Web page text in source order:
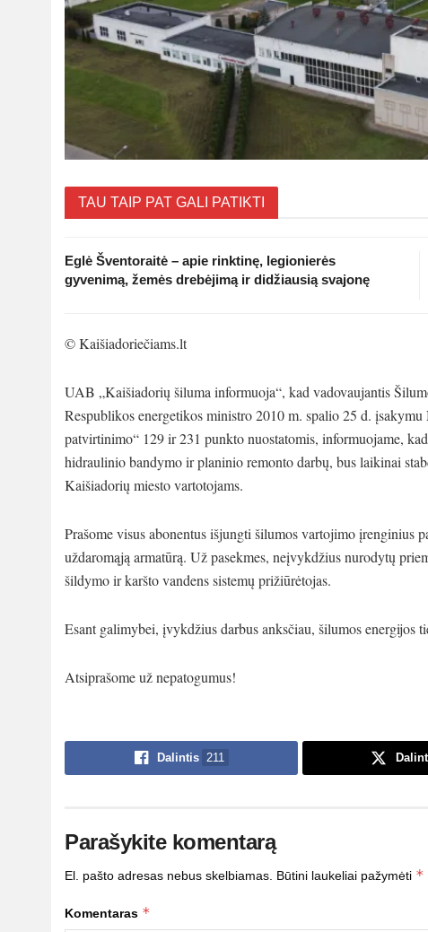
TAU TAIP PAT GALI PATIKTI
Eglė Šventoraitė – apie rinktinę, legionierės
gyvenimą, žemės drebėjimą ir didžiausią svajonę
© Kaišiadoriečiams.lt
UAB „Kaišiadorių šiluma informuoja“, kad vadovaujantis
Respublikos energetikos ministro 2010 m. spalio 25 d.
patvirtinimo“ 129 ir 231 punkto nuostatomis, informuojame,
hidraulinio bandymo ir planinio remonto darbų, bus laikinai
Kaišiadorių miesto vartotojams.
Prašome visus abonentus išjungti šilumos vartojimo įrenginius
uždaromąją armatūrą. Už pasekmes, neįvykdžius nurodytų
šildymo ir karšto vandens sistemų prižiūrėtojas.
Esant galimybei, įvykdžius darbus anksčiau, šilumos energijos
Atsiprašome už nepatogumus!
Dalintis 211
Parašykite komentarą
El. pašto adresas nebus skelbiamas. Būtini laukeliai pažymėti *
Komentaras *